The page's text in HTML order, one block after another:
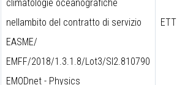
climatologie oceanografiche
nellambito del contratto di servizio
EASME/
EMFF/2018/1.3.1.8/Lot3/SI2.810790
EMODnet - Physics
ETT